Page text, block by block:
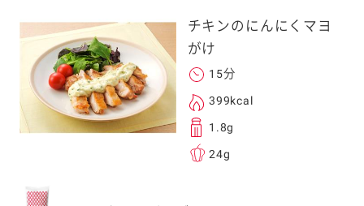
チキンのにんにくマヨ
がけ
15分
399kcal
1.8g
24g